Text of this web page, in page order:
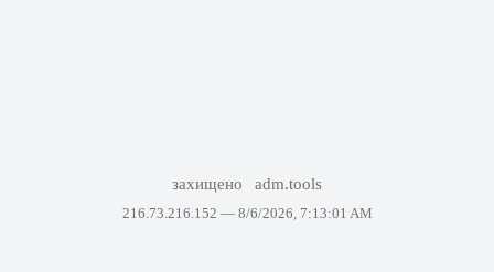
захищено adm.tools
216.73.216.152 — 8/6/2026, 7:13:01 AM